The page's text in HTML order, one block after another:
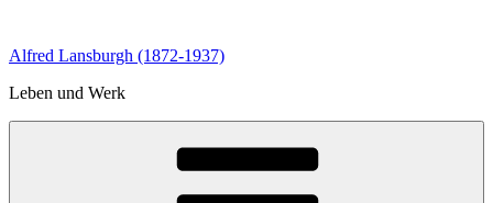
springen
Alfred Lansburgh (1872-1937)
Leben und Werk